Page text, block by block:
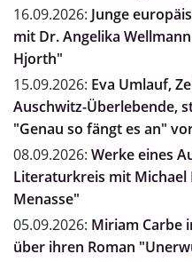
16.09.2026: Junge
mit Dr. Angelika
Hjorth"
15.09.2026: Eva Umlauf,
Auschwitz-Überlebende,
"Genau so fängt es an"
08.09.2026: Werke eines
Literaturkreis mit Michael
Menasse"
05.09.2026: Miriam Carbe
über ihren Roman